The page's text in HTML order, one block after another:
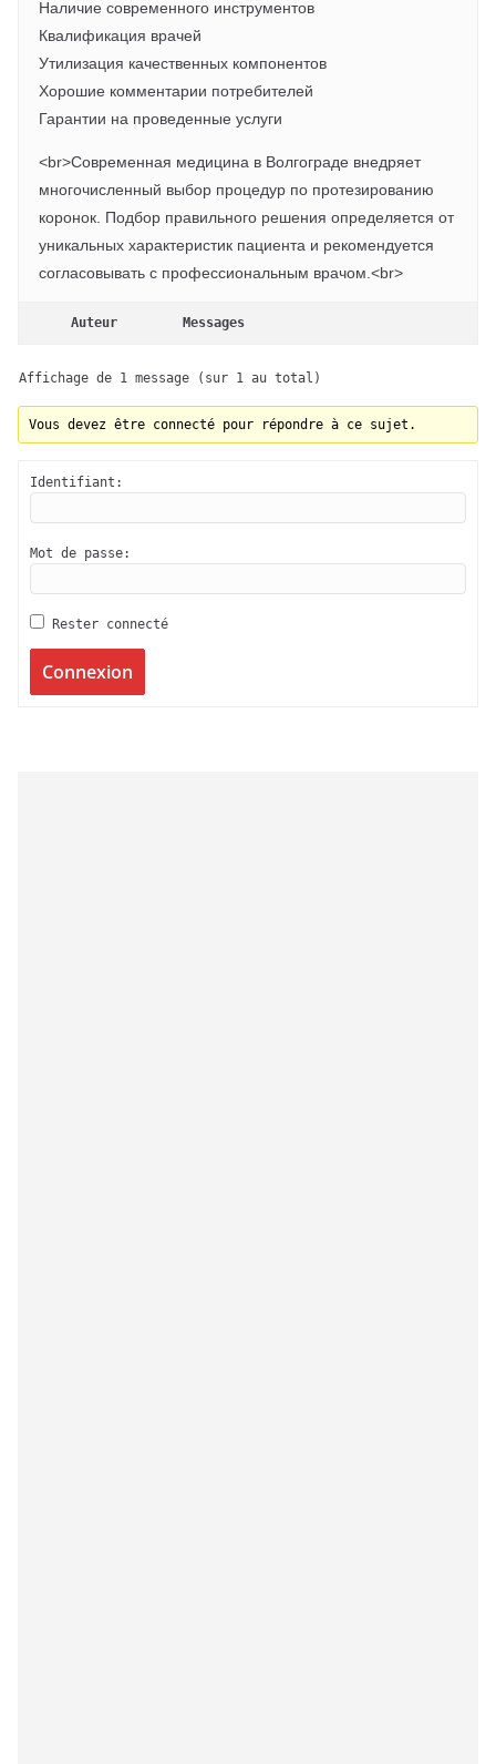
Наличие современного инструментов
Квалификация врачей
Утилизация качественных компонентов
Хорошие комментарии потребителей
Гарантии на проведенные услуги
<br>Современная медицина в Волгограде внедряет
многочисленный выбор процедур по протезированию
коронок. Подбор правильного решения определяется от
уникальных характеристик пациента и рекомендуется
согласовывать с профессиональным врачом.<br>
Auteur Messages
Affichage de 1 message (sur 1 au total)
Vous devez être connecté pour répondre à ce sujet.
Identifiant:
Mot de passe:
Rester connecté
Connexion